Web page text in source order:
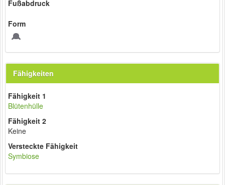
Fußabdruck
Form
Fähigkeiten
Fähigkeit 1
Blütenhülle
Fähigkeit 2
Keine
Versteckte Fähigkeit
Symbiose